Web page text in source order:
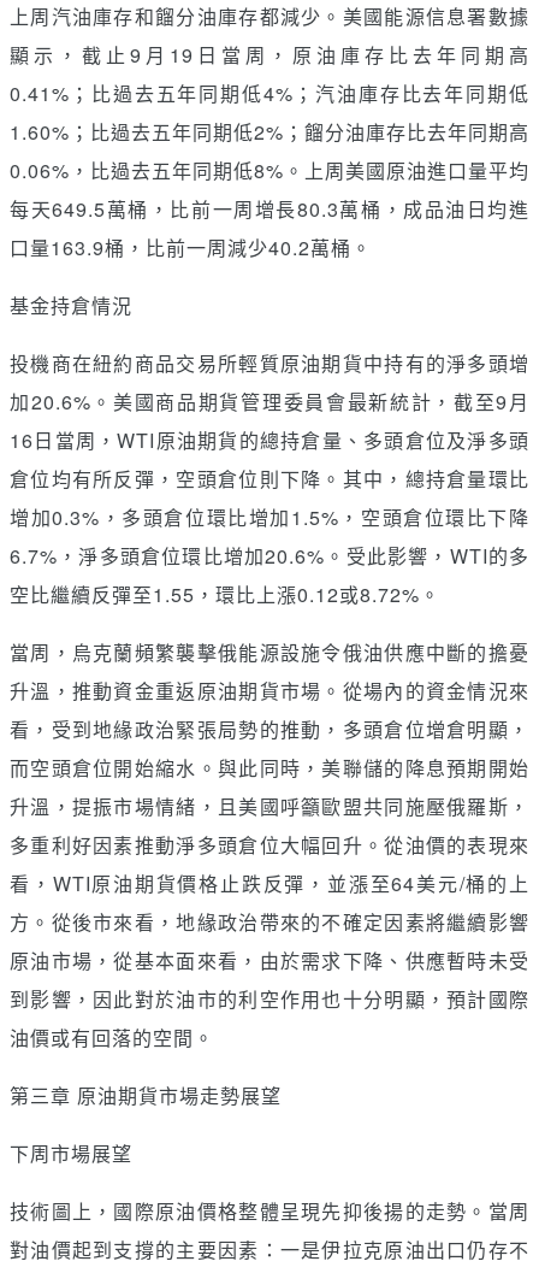
上周汽油庫存和餾分油庫存都減少。美國能源信息署數據
顯示，截止9月19日當周，原油庫存比去年同期高
0.41%；比過去五年同期低4%；汽油庫存比去年同期低
1.60%；比過去五年同期低2%；餾分油庫存比去年同期高
0.06%，比過去五年同期低8%。上周美國原油進口量平均
每天649.5萬桶，比前一周增長80.3萬桶，成品油日均進
口量163.9桶，比前一周減少40.2萬桶。
基金持倉情況
投機商在紐約商品交易所輕質原油期貨中持有的淨多頭增
加20.6%。美國商品期貨管理委員會最新統計，截至9月
16日當周，WTI原油期貨的總持倉量、多頭倉位及淨多頭
倉位均有所反彈，空頭倉位則下降。其中，總持倉量環比
增加0.3%，多頭倉位環比增加1.5%，空頭倉位環比下降
6.7%，淨多頭倉位環比增加20.6%。受此影響，WTI的多
空比繼續反彈至1.55，環比上漲0.12或8.72%。
當周，烏克蘭頻繁襲擊俄能源設施令俄油供應中斷的擔憂
升溫，推動資金重返原油期貨市場。從場內的資金情況來
看，受到地緣政治緊張局勢的推動，多頭倉位增倉明顯，
而空頭倉位開始縮水。與此同時，美聯儲的降息預期開始
升溫，提振市場情緒，且美國呼籲歐盟共同施壓俄羅斯，
多重利好因素推動淨多頭倉位大幅回升。從油價的表現來
看，WTI原油期貨價格止跌反彈，並漲至64美元/桶的上
方。從後市來看，地緣政治帶來的不確定因素將繼續影響
原油市場，從基本面來看，由於需求下降、供應暫時未受
到影響，因此對於油市的利空作用也十分明顯，預計國際
油價或有回落的空間。
第三章 原油期貨市場走勢展望
下周市場展望
技術圖上，國際原油價格整體呈現先抑後揚的走勢。當周
對油價起到支撐的主要因素：一是伊拉克原油出口仍存不